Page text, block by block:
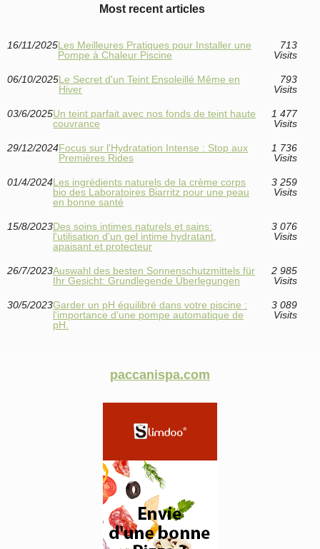
Most recent articles
16/11/2025Les Meilleures Pratiques pour Installer une
Pompe à Chaleur Piscine
713
Visits
06/10/2025Le Secret d'un Teint Ensoleillé Même en
Hiver
793
Visits
03/6/2025Un teint parfait avec nos fonds de teint haute
couvrance
1 477
Visits
29/12/2024Focus sur l'Hydratation Intense : Stop aux
Premières Rides
1 736
Visits
01/4/2024Les ingrédients naturels de la crème corps
bio des Laboratoires Biarritz pour une peau
en bonne santé
3 259
Visits
15/8/2023Des soins intimes naturels et sains:
l'utilisation d'un gel intime hydratant,
apaisant et protecteur
3 076
Visits
26/7/2023Auswahl des besten Sonnenschutzmittels für
Ihr Gesicht: Grundlegende Überlegungen
2 985
Visits
30/5/2023Garder un pH équilibré dans votre piscine :
l'importance d'une pompe automatique de
pH.
3 089
Visits
paccanispa.com